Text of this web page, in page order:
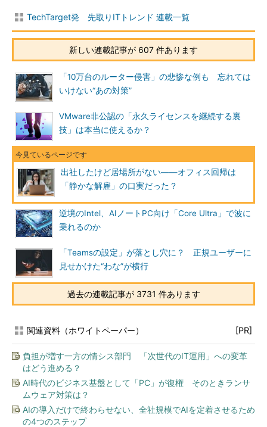
TechTarget発 先取りITトレンド 連載一覧
新しい連載記事が 607 件あります
「10万台のルーター侵害」の悲惨な例も 忘れては
いけない“あの対策”
VMware非公認の「永久ライセンスを継続する裏
技」は本当に使えるか？
出社したけど居場所がない――オフィス回帰は
「静かな解雇」の口実だった？
逆境のIntel、AIノートPC向け「Core Ultra」で波に
乗れるのか
「Teamsの設定」が落とし穴に？ 正規ユーザーに
見せかけた“わな”が横行
過去の連載記事が 3731 件あります
関連資料（ホワイトペーパー） [PR]
負担が増す一方の情シス部門 「次世代のIT運用」への変革
はどう進める？
AI時代のビジネス基盤として「PC」が復権 そのときランサ
ムウェア対策は？
AIの導入だけで終わらせない、全社規模でAIを定着させるため
の4つのステップ